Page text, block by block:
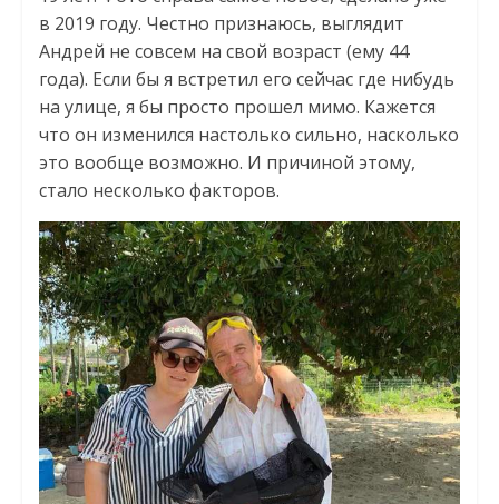
в 2019 году. Честно признаюсь, выглядит
Андрей не совсем на свой возраст (ему 44
года). Если бы я встретил его сейчас где нибудь
на улице, я бы просто прошел мимо. Кажется
что он изменился настолько сильно, насколько
это вообще возможно. И причиной этому,
стало несколько факторов.